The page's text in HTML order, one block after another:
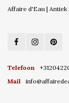
Affaire d'Eau |
Telefoon
Mail